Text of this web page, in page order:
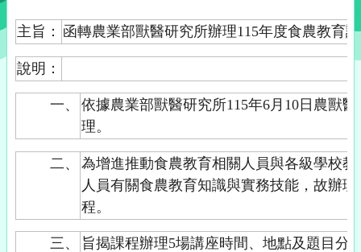
主旨： 函轉農業部獸醫研究所辦理115年度食農教育
說明：
一、
依據農業部獸醫研究所115年6月10日農獸醫
理。
二、
為增進推動食農教育相關人員與各級學校
人員有關食農教育知識與實務技能，故辦
程。
三、 旨揭課程辦理5場講座時間、地點及題目分